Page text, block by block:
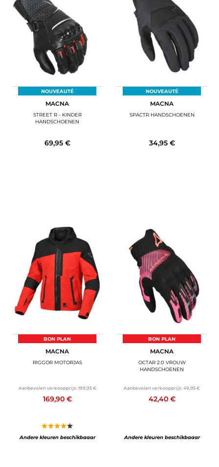
NOUVEAUTÉ
MACNA
STREET R - KINDER
HANDSCHOENEN
69,95 €
NOUVEAUTÉ
MACNA
SPACTR HANDSCHOENEN
34,95 €
BON PLAN
MACNA
RIGGOR MOTORJAS
Aanbevolen verkoopprijs: 199,95 €
169,90 €
Andere kleuren beschikbaaar
BON PLAN
MACNA
OCTAR 2.0 VROUW
HANDSCHOENEN
Aanbevolen verkoopprijs:49,95 €
42,40 €
Andere kleuren beschikbaaar